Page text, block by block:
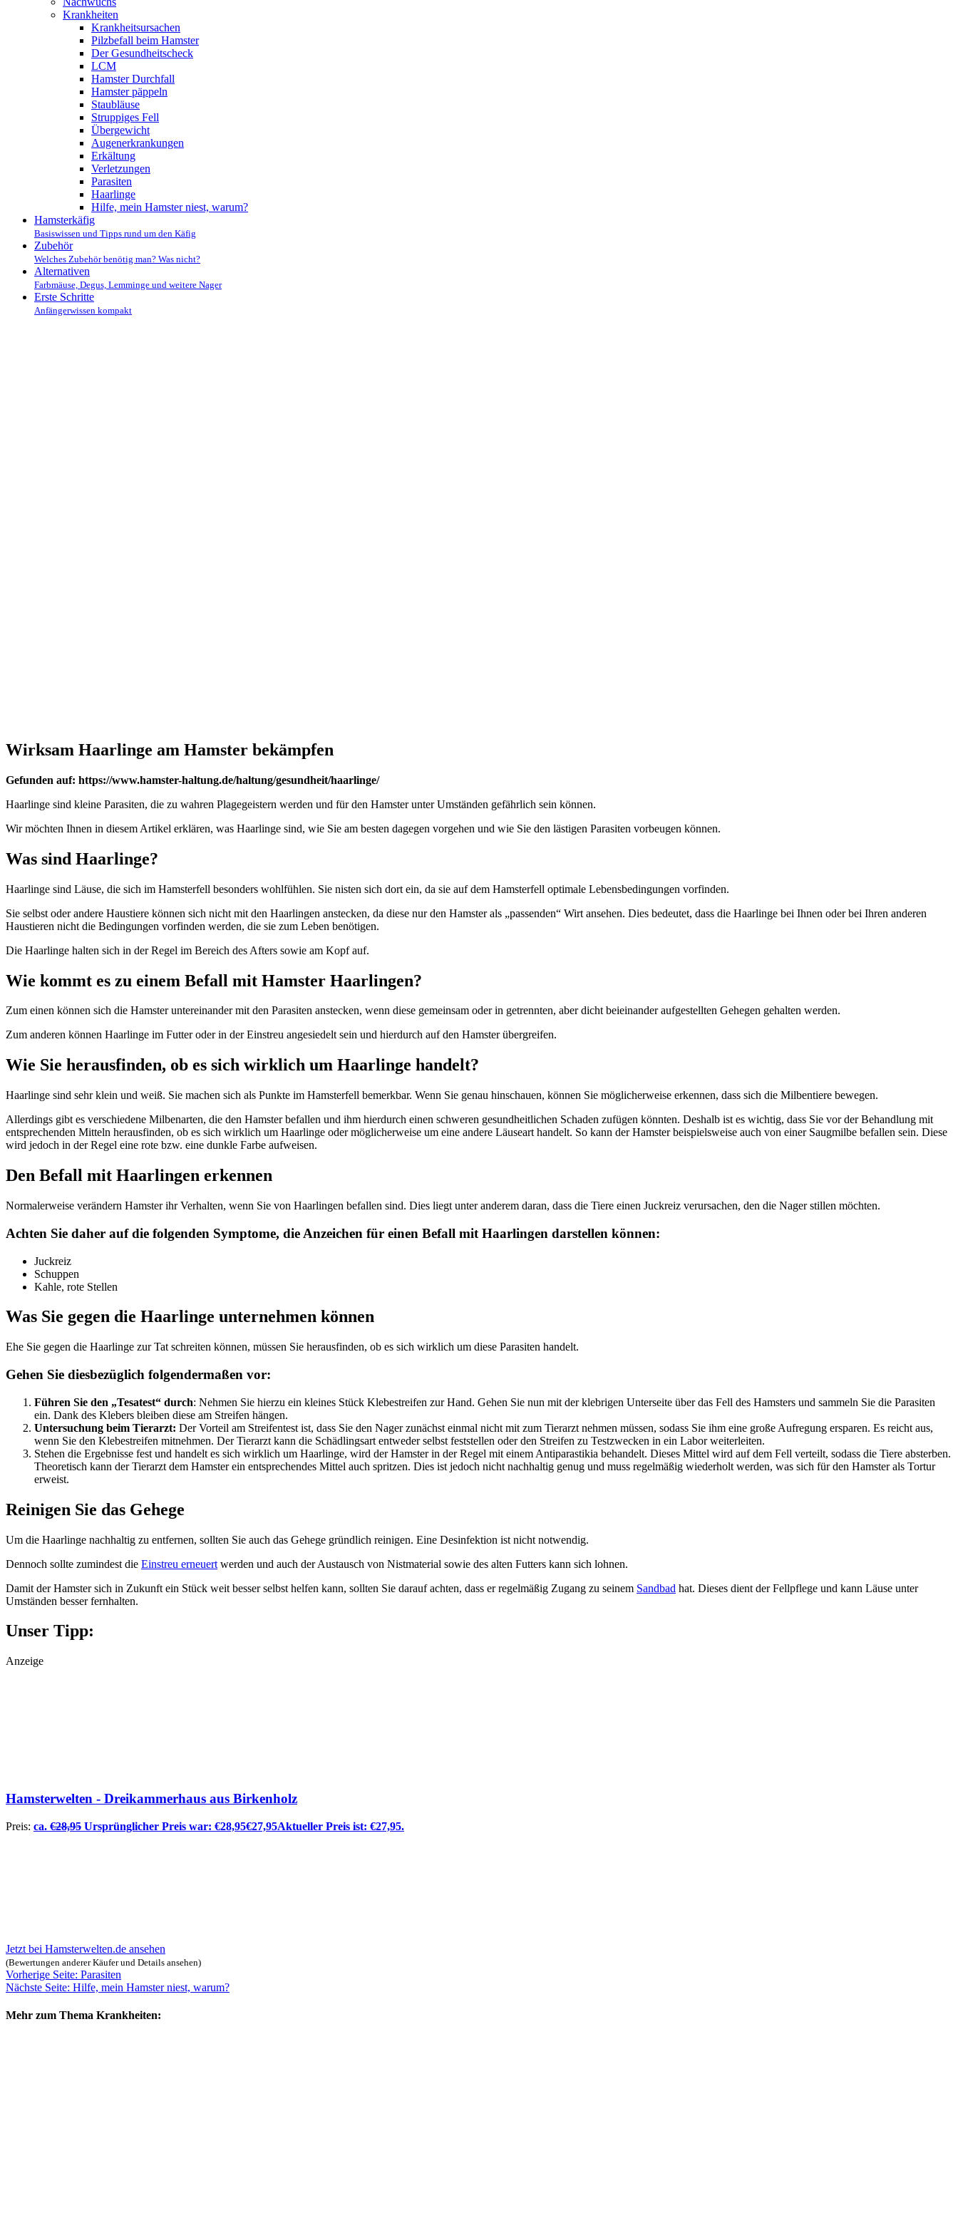
Krankheiten
Krankheitsursachen
Pilzbefall beim Hamster
Der Gesundheitscheck
LCM
Hamster Durchfall
Hamster päppeln
Staubläuse
Struppiges Fell
Übergewicht
Augenerkrankungen
Erkältung
Verletzungen
Parasiten
Haarlinge
Hilfe, mein Hamster niest, warum?
Hamsterkäfig
Basiswissen und Tipps rund um den Käfig
Zubehör
Welches Zubehör benötig man? Was nicht?
Alternativen
Farbmäuse, Degus, Lemminge und weitere Nager
Erste Schritte
Anfängerwissen kompakt
Wirksam Haarlinge am Hamster bekämpfen
Gefunden auf: https://www.hamster-haltung.de/haltung/gesundheit/haarlinge/
Haarlinge sind kleine Parasiten, die zu wahren Plagegeistern werden und für den Hamster unter Umständen gefährlich sein können.
Wir möchten Ihnen in diesem Artikel erklären, was Haarlinge sind, wie Sie am besten dagegen vorgehen und wie Sie den lästigen Parasiten vorbeugen können.
Was sind Haarlinge?
Haarlinge sind Läuse, die sich im Hamsterfell besonders wohlfühlen. Sie nisten sich dort ein, da sie auf dem Hamsterfell optimale Lebensbedingungen vorfinden.
Sie selbst oder andere Haustiere können sich nicht mit den Haarlingen anstecken, da diese nur den Hamster als „passenden“ Wirt ansehen. Dies bedeutet, dass die Haarlinge bei Ihnen oder bei Ihren anderen
Haustieren nicht die Bedingungen vorfinden werden, die sie zum Leben benötigen.
Die Haarlinge halten sich in der Regel im Bereich des Afters sowie am Kopf auf.
Wie kommt es zu einem Befall mit Hamster Haarlingen?
Zum einen können sich die Hamster untereinander mit den Parasiten anstecken, wenn diese gemeinsam oder in getrennten, aber dicht beieinander aufgestellten Gehegen gehalten werden.
Zum anderen können Haarlinge im Futter oder in der Einstreu angesiedelt sein und hierdurch auf den Hamster übergreifen.
Wie Sie herausfinden, ob es sich wirklich um Haarlinge handelt?
Haarlinge sind sehr klein und weiß. Sie machen sich als Punkte im Hamsterfell bemerkbar. Wenn Sie genau hinschauen, können Sie möglicherweise erkennen, dass sich die Milbentiere bewegen.
Allerdings gibt es verschiedene Milbenarten, die den Hamster befallen und ihm hierdurch einen schweren gesundheitlichen Schaden zufügen könnten. Deshalb ist es wichtig, dass Sie vor der Behandlung mit
entsprechenden Mitteln herausfinden, ob es sich wirklich um Haarlinge oder möglicherweise um eine andere Läuseart handelt. So kann der Hamster beispielsweise auch von einer Saugmilbe befallen sein. Diese
wird jedoch in der Regel eine rote bzw. eine dunkle Farbe aufweisen.
Den Befall mit Haarlingen erkennen
Normalerweise verändern Hamster ihr Verhalten, wenn Sie von Haarlingen befallen sind. Dies liegt unter anderem daran, dass die Tiere einen Juckreiz verursachen, den die Nager stillen möchten.
Achten Sie daher auf die folgenden Symptome, die Anzeichen für einen Befall mit Haarlingen darstellen können:
Juckreiz
Schuppen
Kahle, rote Stellen
Was Sie gegen die Haarlinge unternehmen können
Ehe Sie gegen die Haarlinge zur Tat schreiten können, müssen Sie herausfinden, ob es sich wirklich um diese Parasiten handelt.
Gehen Sie diesbezüglich folgendermaßen vor:
Führen Sie den „Tesatest“ durch: Nehmen Sie hierzu ein kleines Stück Klebestreifen zur Hand. Gehen Sie nun mit der klebrigen Unterseite über das Fell des Hamsters und sammeln Sie die Parasiten
ein. Dank des Klebers bleiben diese am Streifen hängen.
Untersuchung beim Tierarzt: Der Vorteil am Streifentest ist, dass Sie den Nager zunächst einmal nicht mit zum Tierarzt nehmen müssen, sodass Sie ihm eine große Aufregung ersparen. Es reicht aus,
wenn Sie den Klebestreifen mitnehmen. Der Tierarzt kann die Schädlingsart entweder selbst feststellen oder den Streifen zu Testzwecken in ein Labor weiterleiten.
Stehen die Ergebnisse fest und handelt es sich wirklich um Haarlinge, wird der Hamster in der Regel mit einem Antiparastikia behandelt. Dieses Mittel wird auf dem Fell verteilt, sodass die Tiere absterben.
Theoretisch kann der Tierarzt dem Hamster ein entsprechendes Mittel auch spritzen. Dies ist jedoch nicht nachhaltig genug und muss regelmäßig wiederholt werden, was sich für den Hamster als Tortur
erweist.
Reinigen Sie das Gehege
Um die Haarlinge nachhaltig zu entfernen, sollten Sie auch das Gehege gründlich reinigen. Eine Desinfektion ist nicht notwendig.
Dennoch sollte zumindest die Einstreu erneuert werden und auch der Austausch von Nistmaterial sowie des alten Futters kann sich lohnen.
Damit der Hamster sich in Zukunft ein Stück weit besser selbst helfen kann, sollten Sie darauf achten, dass er regelmäßig Zugang zu seinem Sandbad hat. Dieses dient der Fellpflege und kann Läuse unter
Umständen besser fernhalten.
Unser Tipp:
Anzeige
Hamsterwelten - Dreikammerhaus aus Birkenholz
Preis: ca. €28,95 Ursprünglicher Preis war: €28,95€27,95Aktueller Preis ist: €27,95.
Jetzt bei Hamsterwelten.de ansehen
(Bewertungen anderer Käufer und Details ansehen)
Vorherige Seite: Parasiten
Nächste Seite: Hilfe, mein Hamster niest, warum?
Mehr zum Thema Krankheiten: